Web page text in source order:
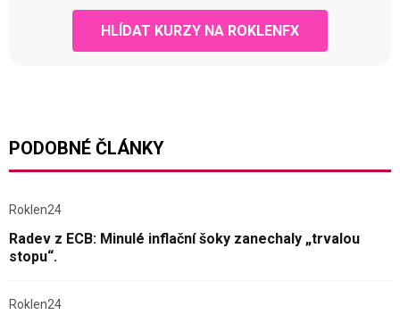
HLÍDAT KURZY NA ROKLENFX
PODOBNÉ ČLÁNKY
Roklen24
Radev z ECB: Minulé inflační šoky zanechaly „trvalou
stopu“.
Roklen24